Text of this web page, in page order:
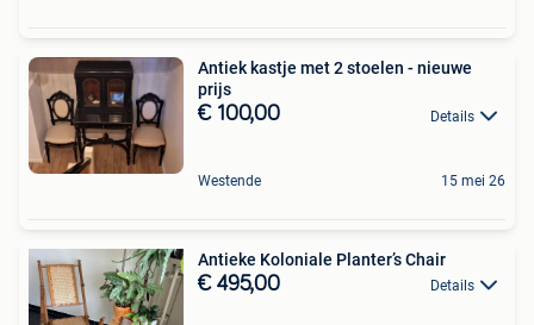
Antiek kastje met 2 stoelen - nieuwe
prijs
€ 100,00 Details
Westende 15 mei 26
Antieke Koloniale Planter’s Chair
€ 495,00 Details